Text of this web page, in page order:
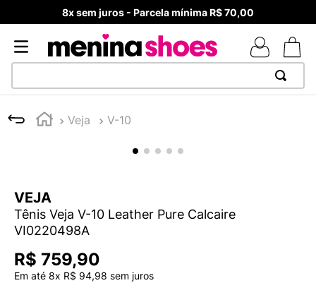
8x sem juros - Parcela mínima R$ 70,00
Veja V-10
VEJA
Tênis Veja V-10 Leather Pure Calcaire
VI0220498A
R$ 759,90
Em até 8x R$ 94,98 sem juros
1
TÊNIS NEWS BALANCE 530
MELISSAS MINI BABY
4º
NEW 9060
5º
ADIDAS
º
7 º
MELISSA SLIDE